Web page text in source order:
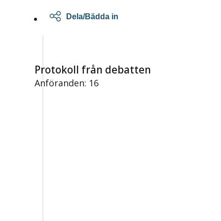
Dela/Bädda in
Protokoll från debatten
Anföranden: 16